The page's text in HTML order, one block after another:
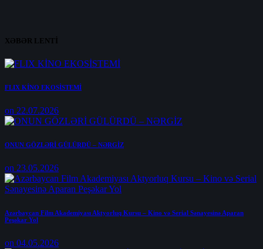
XƏBƏR LENTİ
FLIX KİNO EKOSİSTEMİ
on 22.07.2026
ONUN GÖZLƏRİ GÜLÜRDÜ – NƏRGİZ
on 23.05.2026
Azərbaycan Film Akademiyası Aktyorluq Kursu – Kino və Serial Sənayesinə Aparan
Peşəkar Yol
on 04.05.2026